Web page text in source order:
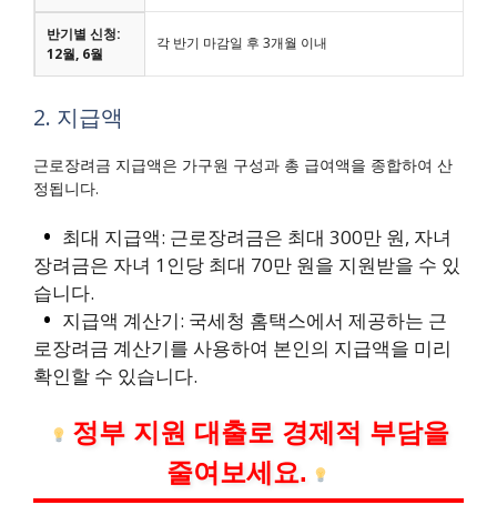
반기별 신청:
12월, 6월
각 반기 마감일 후 3개월 이내
2. 지급액
근로장려금 지급액은 가구원 구성과 총 급여액을 종합하여 산
정됩니다.
최대 지급액: 근로장려금은 최대 300만 원, 자녀
장려금은 자녀 1인당 최대 70만 원을 지원받을 수 있
습니다.
지급액 계산기: 국세청 홈택스에서 제공하는 근
로장려금 계산기를 사용하여 본인의 지급액을 미리
확인할 수 있습니다.
정부 지원 대출로 경제적 부담을
줄여보세요.